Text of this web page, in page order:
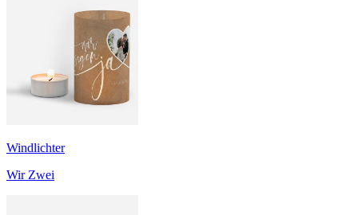
Windlichter
Wir Zwei